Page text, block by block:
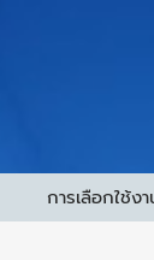
การเลือกใช้ง